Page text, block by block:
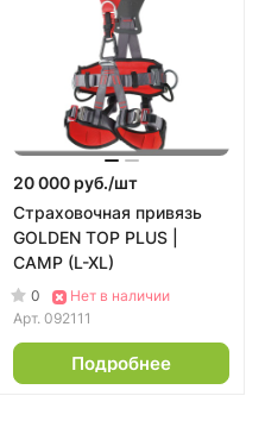
20 000 руб./шт
Страховочная привязь
GOLDEN TOP PLUS |
CAMP (L-XL)
0
Нет в наличии
Арт. 092111
Подробнее